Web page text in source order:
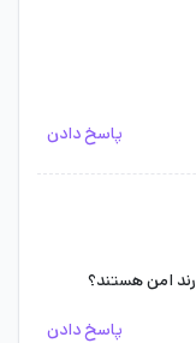
پاسخ دادن
امن هستند؟
پاسخ دادن